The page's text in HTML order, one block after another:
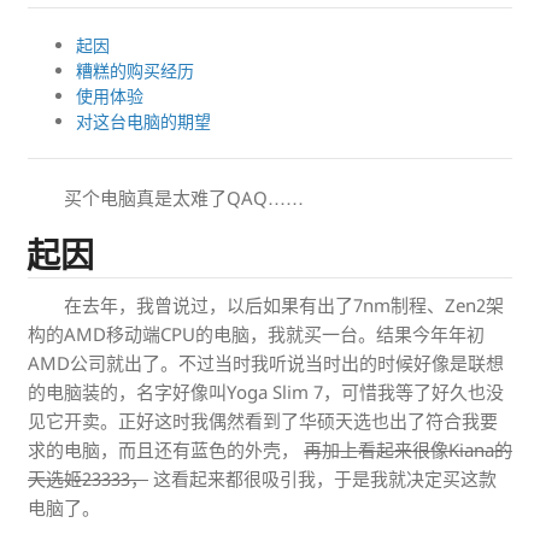
起因
糟糕的购买经历
使用体验
对这台电脑的期望
买个电脑真是太难了QAQ……
起因
在去年，我曾说过，以后如果有出了7nm制程、Zen2架
构的AMD移动端CPU的电脑，我就买一台。结果今年年初
AMD公司就出了。不过当时我听说当时出的时候好像是联想
的电脑装的，名字好像叫Yoga Slim 7，可惜我等了好久也没
见它开卖。正好这时我偶然看到了华硕天选也出了符合我要
求的电脑，而且还有蓝色的外壳， 再加上看起来很像Kiana的
天选姬23333， 这看起来都很吸引我，于是我就决定买这款
电脑了。